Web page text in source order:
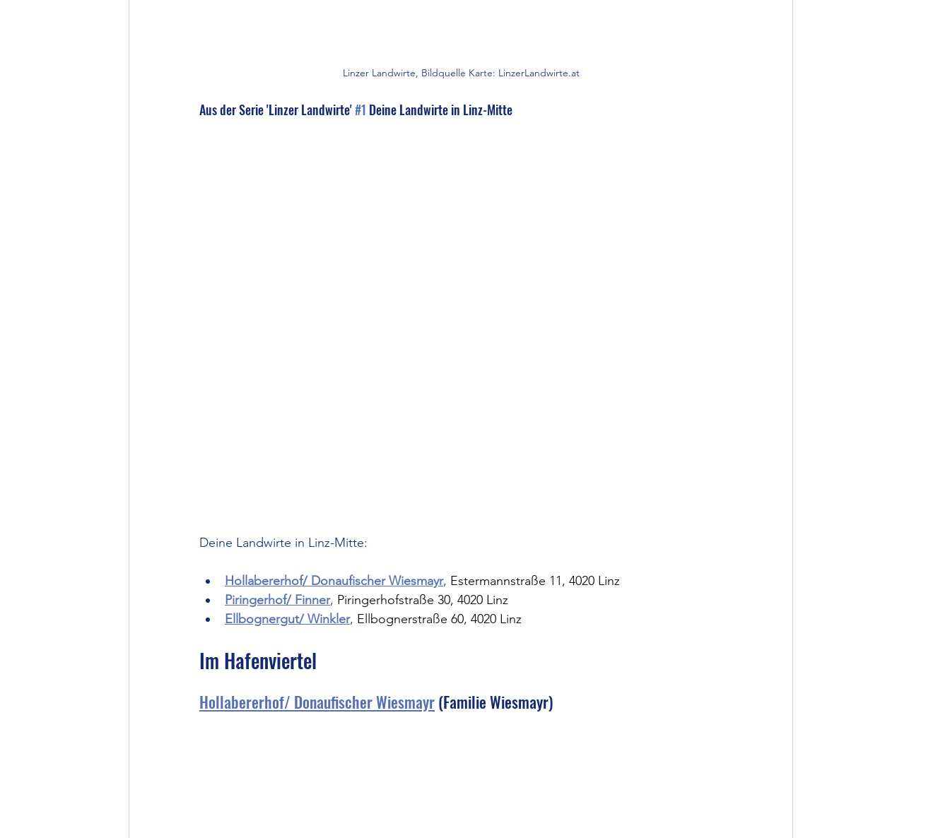
Linzer Landwirte, Bildquelle Karte: LinzerLandwirte.at
Aus der Serie 'Linzer Landwirte' #1 Deine Landwirte in Linz-Mitte
Deine Landwirte in Linz-Mitte:
Hollabererhof/ Donaufischer Wiesmayr, Estermannstraße 11, 4020 Linz
Piringerhof/ Finner, Piringerhofstraße 30, 4020 Linz
Ellbognergut/ Winkler, Ellbognerstraße 60, 4020 Linz
Im Hafenviertel
Hollabererhof/ Donaufischer Wiesmayr (Familie Wiesmayr)